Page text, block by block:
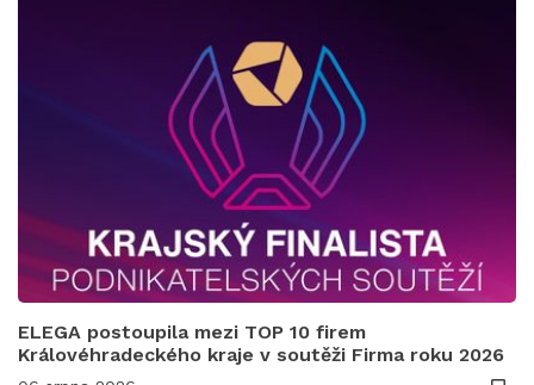
ELEGA postoupila mezi TOP 10 firem
Královéhradeckého kraje v soutěži Firma roku 2026